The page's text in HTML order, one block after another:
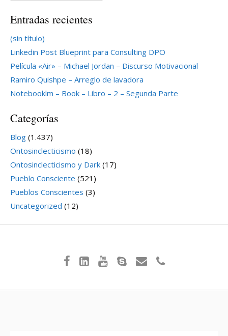
Entradas recientes
(sin título)
Linkedin Post Blueprint para Consulting DPO
Película «Air» – Michael Jordan – Discurso Motivacional
Ramiro Quishpe – Arreglo de lavadora
Notebooklm – Book – Libro – 2 – Segunda Parte
Categorías
Blog (1.437)
Ontosinclecticismo (18)
Ontosinclecticismo y Dark (17)
Pueblo Consciente (521)
Pueblos Conscientes (3)
Uncategorized (12)